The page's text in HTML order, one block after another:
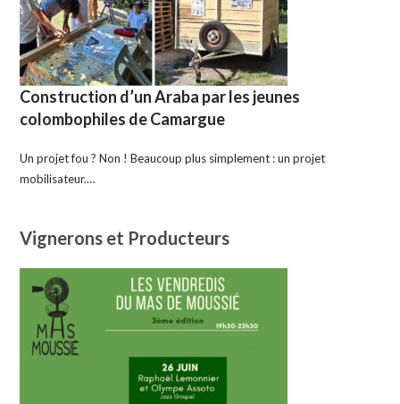
Construction d’un Araba par les jeunes
colombophiles de Camargue
Un projet fou ? Non ! Beaucoup plus simplement : un projet
mobilisateur.…
Vignerons et Producteurs